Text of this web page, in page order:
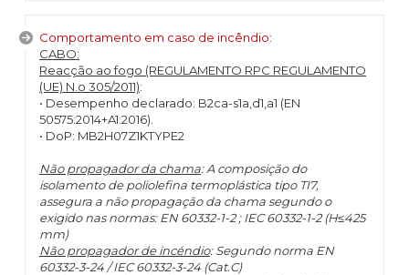
Comportamento em caso de incêndio:
CABO:
Reacção ao fogo (REGULAMENTO RPC REGULAMENTO
(UE) N.o 305/2011):
• Desempenho declarado: B2ca-s1a,d1,a1 (EN
50575:2014+A1:2016).
• DoP: MB2H07Z1KTYPE2
Não propagador da chama: A composição do
isolamento de poliolefina termoplástica tipo TI7,
assegura a não propagação da chama segundo o
exigido nas normas: EN 60332-1-2 ; IEC 60332-1-2 (H≤425
mm)
Não propagador de incéndio: Segundo norma EN
60332-3-24 / IEC 60332-3-24 (Cat.C)